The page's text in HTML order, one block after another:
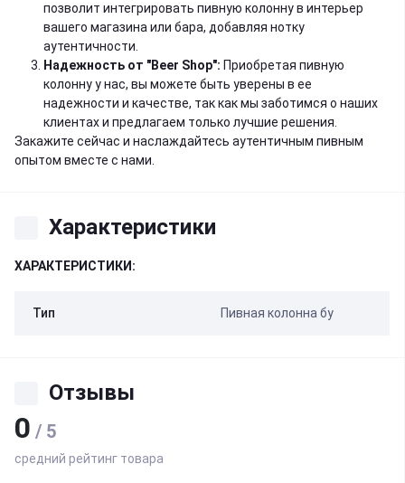
позволит интегрировать пивную колонну в интерьер
вашего магазина или бара, добавляя нотку
аутентичности.
Надежность от "Beer Shop": Приобретая пивную
колонну у нас, вы можете быть уверены в ее
надежности и качестве, так как мы заботимся о наших
клиентах и предлагаем только лучшие решения.
Закажите сейчас и наслаждайтесь аутентичным пивным
опытом вместе с нами.
Характеристики
ХАРАКТЕРИСТИКИ:
Тип Пивная колонна бу
Отзывы
0 / 5
средний рейтинг товара